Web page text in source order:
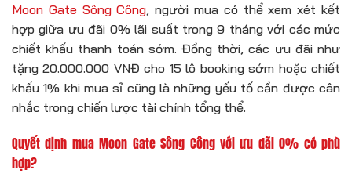
Moon Gate Sông Công, người mua có thể xem xét kết
hợp giữa ưu đãi 0% lãi suất trong 9 tháng với các mức
chiết khấu thanh toán sớm. Đồng thời, các ưu đãi như
tặng 20.000.000 VNĐ cho 15 lô booking sớm hoặc chiết
khấu 1% khi mua sỉ cũng là những yếu tố cần được cân
nhắc trong chiến lược tài chính tổng thể.
Quyết định mua Moon Gate Sông Công với ưu đãi 0% có phù
hợp?